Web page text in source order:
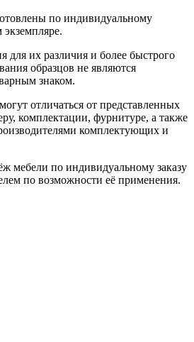
по индивидуальному
для их различия и более быстрого
образцов не являются
знаком.
отличаться от представленных
комплектации, фурнитуре, а также
комплектующих и
мебели по индивидуальному заказу
по возможности её применения.